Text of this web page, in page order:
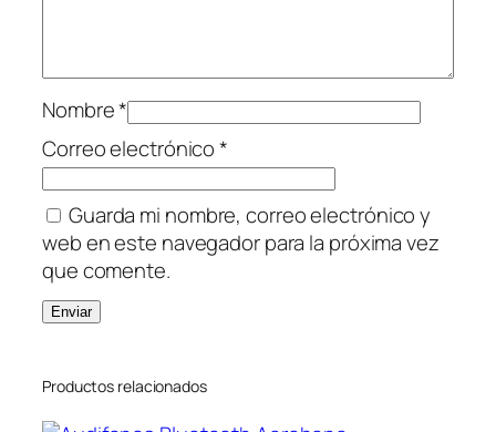
Nombre*
Correo electrónico*
Guarda mi nombre, correo electrónico y
web en este navegador para la próxima vez
que comente.
Productos relacionados